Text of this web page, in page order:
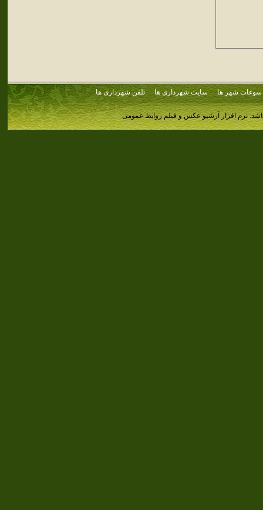
سوغات شهر ها سایت شهرداری ها تلفن شهرداری ها
نرم افزار آرشیو عکس و فیلم روابط عمومی